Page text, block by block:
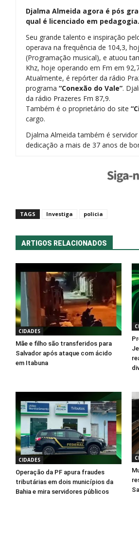
Djalma Almeida agora é pós
qual é licenciado em pedagogia.
Seu grande talento e inspiração
operava na frequência de 104,3,
(Programação musical), e atuou
Khz, hoje operando em Fm em
Atualmente, é repórter da rádio
programa “Conexão do Vale”.
da rádio Prazeres Fm 87,9.
Também é o proprietário do site
cargo.
Djalma Almeida também é
dedicação a mais de 37 anos de
TAGS Investiga policia
ARTIGOS RELACIONADOS
CIDADES
Mãe e filho são transferidos para
Salvador após ataque com ácido
em Itabuna
CIDADES
Operação da PF apura fraudes
tributárias em dois municípios da
Bahia e mira servidores públicos